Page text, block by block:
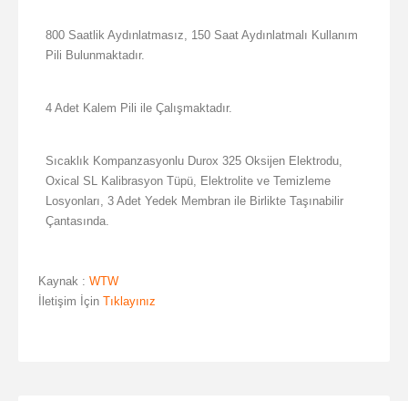
800 Saatlik Aydınlatmasız, 150 Saat Aydınlatmalı Kullanım
Pili Bulunmaktadır.
4 Adet Kalem Pili ile Çalışmaktadır.
Sıcaklık Kompanzasyonlu Durox 325 Oksijen Elektrodu,
Oxical SL Kalibrasyon Tüpü, Elektrolite ve Temizleme
Losyonları, 3 Adet Yedek Membran ile Birlikte Taşınabilir
Çantasında.
Kaynak : WTW
İletişim İçin Tıklayınız